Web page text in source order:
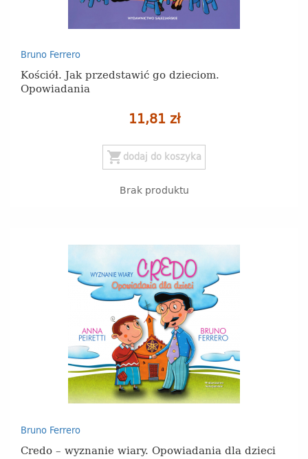
Bruno Ferrero
Kościół. Jak przedstawić go dzieciom.
Opowiadania
11,81 zł
shopping_cart dodaj do koszyka
Brak produktu
Bruno Ferrero
Credo – wyznanie wiary. Opowiadania dla dzieci